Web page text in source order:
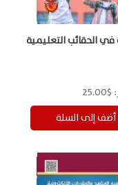
الحقائب التعليمية
$25.00